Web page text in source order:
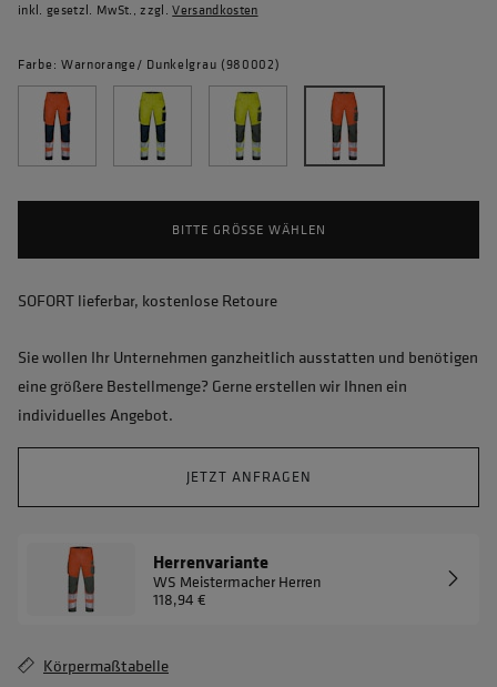
inkl. gesetzl. MwSt., zzgl.Versandkosten
Farbe: Warnorange/ Dunkelgrau (980002)
BITTE GRÖSSE WÄHLEN
SOFORT lieferbar, kostenlose Retoure
Sie wollen Ihr Unternehmen ganzheitlich ausstatten und benötigen
eine größere Bestellmenge? Gerne erstellen wir Ihnen ein
individuelles Angebot.
JETZT ANFRAGEN
Herrenvariante
WS Meistermacher Herren
118,94 €
Körpermaßtabelle